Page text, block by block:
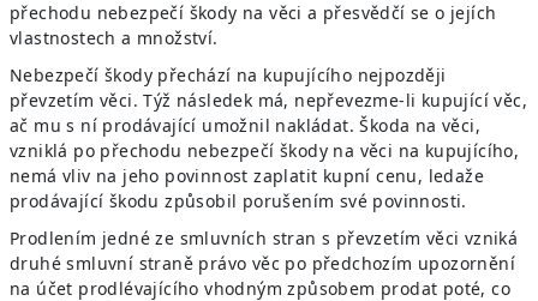
přechodu nebezpečí škody na věci a přesvědčí se o jejích
vlastnostech a množství.
Nebezpečí škody přechází na kupujícího nejpozději
převzetím věci. Týž následek má, nepřevezme-li kupující věc,
ač mu s ní prodávající umožnil nakládat. Škoda na věci,
vzniklá po přechodu nebezpečí škody na věci na kupujícího,
nemá vliv na jeho povinnost zaplatit kupní cenu, ledaže
prodávající škodu způsobil porušením své povinnosti.
Prodlením jedné ze smluvních stran s převzetím věci vzniká
druhé smluvní straně právo věc po předchozím upozornění
na účet prodlévajícího vhodným způsobem prodat poté, co